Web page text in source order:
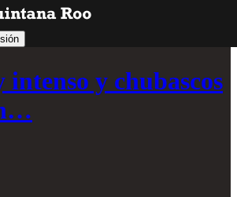
y chubascos